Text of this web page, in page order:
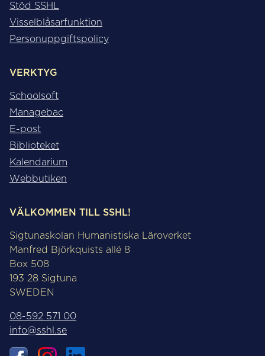
Stöd SSHL
Visselblåsarfunktion
Personuppgiftspolicy
VERKTYG
Schoolsoft
Managebac
E-post
Biblioteket
Kalendarium
Webbutiken
VÄLKOMMEN TILL SSHL!
Sigtunaskolan Humanistiska Läroverket
Manfred Björkquists allé 8
Box 508
193 28 Sigtuna
SWEDEN
08-592 571 00
info@sshl.se